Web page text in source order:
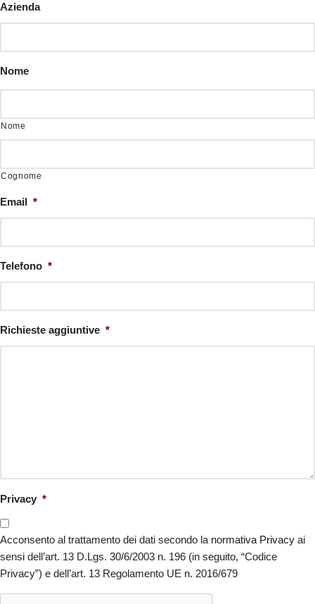
Azienda
Nome
Nome
Cognome
Email *
Telefono *
Richieste aggiuntive *
Privacy *
Acconsento al trattamento dei dati secondo la normativa Privacy ai
sensi dell’art. 13 D.Lgs. 30/6/2003 n. 196 (in seguito, “Codice
Privacy”) e dell’art. 13 Regolamento UE n. 2016/679